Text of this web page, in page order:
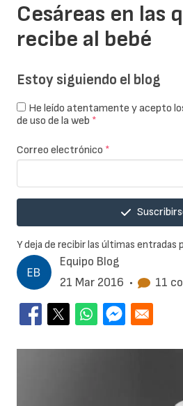
Equipo Blog
21 Mar 2016 • 11
Cesáreas en las
recibe al bebé
Estoy siguiendo el blog
He leído atentamente y acepto
de uso de la web *
Correo electrónico *
Y deja de recibir las últimas entradas